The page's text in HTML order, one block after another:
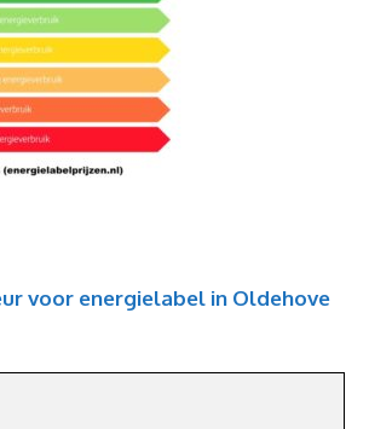
voor energielabel in Oldehove